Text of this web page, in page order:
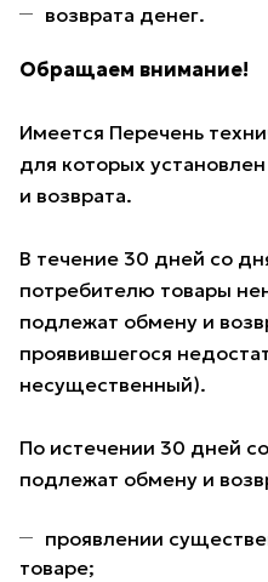
возврата денег.
Обращаем внимание!
Имеется Перечень
для которых
и возврата.
В течение 30 дней со
потребителю товары
подлежат обмену и
проявившегося
несущественный).
По истечении 30 дней
подлежат обмену и
проявлении
товаре;